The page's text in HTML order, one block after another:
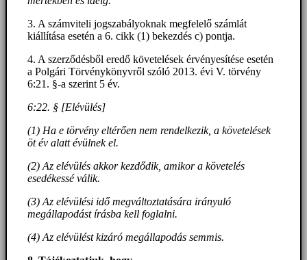
3. A számviteli jogszabályoknak megfelelő számlát
kiállítása esetén a 6. cikk (1) bekezdés c) pontja.
4. A szerződésből eredő követelések érvényesítése esetén
a Polgári Törvénykönyvről szóló 2013. évi V. törvény
6:21. §-a szerint 5 év.
6:22. § [Elévülés]
(1) Ha e törvény eltérően nem rendelkezik, a követelések
öt év alatt évülnek el.
(2) Az elévülés akkor kezdődik, amikor a követelés
esedékessé válik.
(3) Az elévülési idő megváltoztatására irányuló
megállapodást írásba kell foglalni.
(4) Az elévülést kizáró megállapodás semmis.